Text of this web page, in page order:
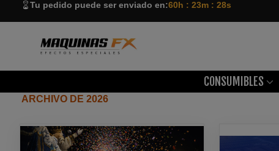
Tu pedido puede ser enviado en:60h : 23m : 28s
CONSUMIBLES
ARCHIVO DE 2026